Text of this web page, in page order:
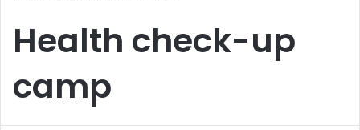
Health check-up
camp